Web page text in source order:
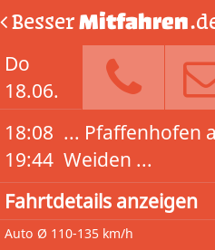
BesserMitfahren
Do
18.06.
18:08
19:44
... Pfaffenhofen
Weiden ...
Fahrtdetails anzeigen
Auto Ø 110-135 km/h